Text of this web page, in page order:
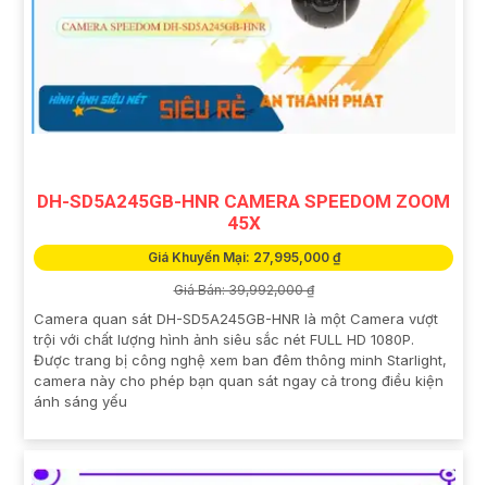
DH-SD5A245GB-HNR CAMERA SPEEDOM ZOOM
45X
Giá Khuyến Mại: 27,995,000 ₫
Giá Bán: 39,992,000 ₫
Camera quan sát DH-SD5A245GB-HNR là một Camera vượt
trội với chất lượng hình ảnh siêu sắc nét FULL HD 1080P.
Được trang bị công nghệ xem ban đêm thông minh Starlight,
camera này cho phép bạn quan sát ngay cả trong điều kiện
ánh sáng yếu